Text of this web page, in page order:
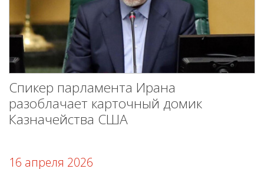
Спикер парламента Ирана
разоблачает карточный домик
Казначейства США
16 апреля 2026